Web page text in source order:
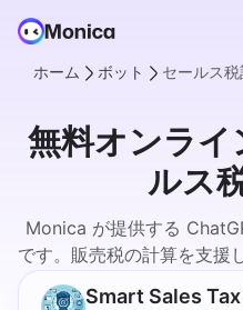
ホーム ボット セールス
無料オンラ
ルス
Monica が提供する
です。販売税の計算を支援
Smart Sales